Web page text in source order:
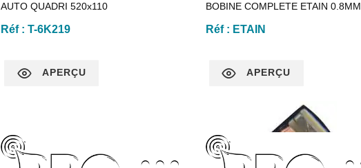
APERÇU
AUTO QUADRI 520x110
Réf :T-6K219
APERÇU
BOBINE COMPLETE ETAIN 0.8MM
Réf : ETAIN